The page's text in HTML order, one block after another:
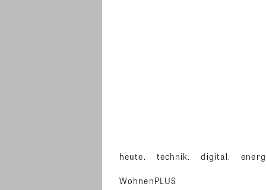
heute. technik. digital.
WohnenPLUS